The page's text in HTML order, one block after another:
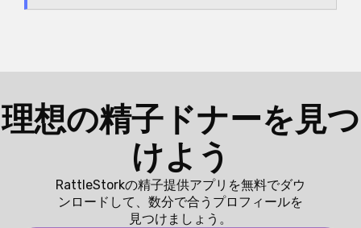
理想の精子ドナーを見つ
けよう
RattleStorkの精子提供アプリを無料でダウ
ンロードして、数分で合うプロフィールを
見つけましょう。